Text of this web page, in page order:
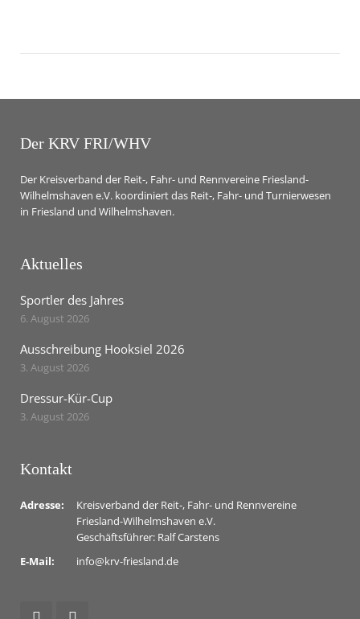
Der KRV FRI/WHV
Der Kreisverband der Reit-, Fahr- und Rennvereine Friesland-
Wilhelmshaven e.V. koordiniert das Reit-, Fahr- und Turnierwesen
in Friesland und Wilhelmshaven.
Aktuelles
Sportler des Jahres
6. August 2026
Ausschreibung Hooksiel 2026
3. August 2026
Dressur-Kür-Cup
3. August 2026
Kontakt
Adresse:
Kreisverband der Reit-, Fahr- und Rennvereine
Friesland-Wilhelmshaven e.V.
Geschäftsführer: Ralf Carstens
E-Mail:
info@krv-friesland.de